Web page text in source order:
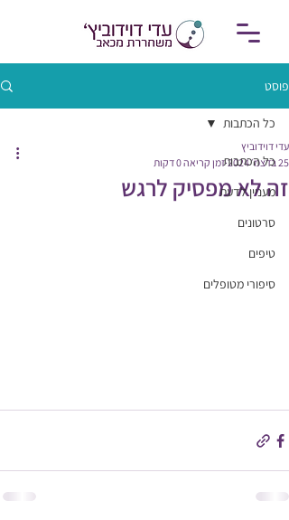
פוסט
כל הכתבות
מעניין לדעת
סרטונים
טיפים
סיפורי מטופלים
כל הכתבות
זה לא מפסיק לרגש
עדי דוידוביץ
25 בדצמ׳ 2024
זמן קריאה 0 דקות